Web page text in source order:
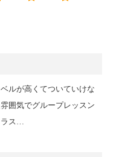
ルが高くてついていけな
囲気でグループレッスン
ラス…